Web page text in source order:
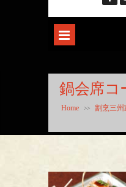
鍋会席コ
Home >> 割烹三州